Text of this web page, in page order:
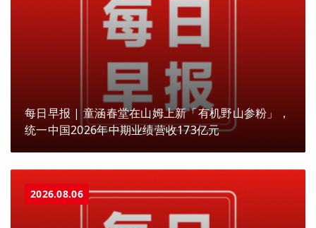
每日早报 | 童涵春堂在山姆上新「有机野山参粉」，
统一中国2026年中期业绩营收173亿元
2026.08.06